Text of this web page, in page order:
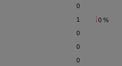
0
1 0 %
0
0
0